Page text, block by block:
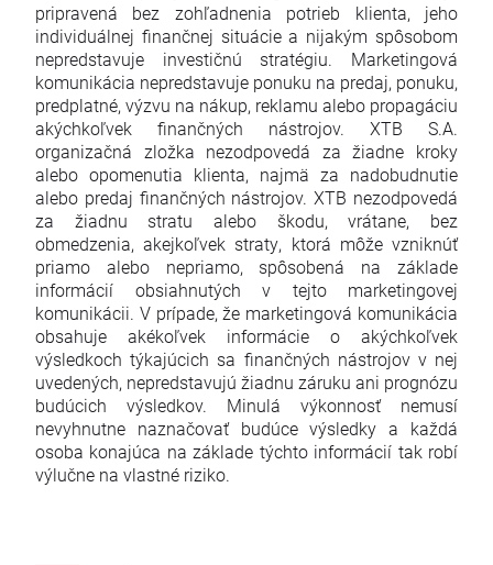
pripravená bez zohľadnenia potrieb klienta, jeho
individuálnej finančnej situácie a nijakým spôsobom
nepredstavuje investičnú stratégiu. Marketingová
komunikácia nepredstavuje ponuku na predaj, ponuku,
predplatné, výzvu na nákup, reklamu alebo propagáciu
akýchkoľvek finančných nástrojov. XTB S.A.
organizačná zložka nezodpovedá za žiadne kroky
alebo opomenutia klienta, najmä za nadobudnutie
alebo predaj finančných nástrojov. XTB nezodpovedá
za žiadnu stratu alebo škodu, vrátane, bez
obmedzenia, akejkoľvek straty, ktorá môže vzniknúť
priamo alebo nepriamo, spôsobená na základe
informácií obsiahnutých v tejto marketingovej
komunikácii. V prípade, že marketingová komunikácia
obsahuje akékoľvek informácie o akýchkoľvek
výsledkoch týkajúcich sa finančných nástrojov v nej
uvedených, nepredstavujú žiadnu záruku ani prognózu
budúcich výsledkov. Minulá výkonnosť nemusí
nevyhnutne naznačovať budúce výsledky a každá
osoba konajúca na základe týchto informácií tak robí
výlučne na vlastné riziko.